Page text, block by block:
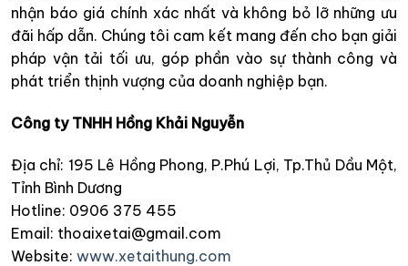
nhận báo giá chính xác nhất và không bỏ lỡ những ưu
đãi hấp dẫn. Chúng tôi cam kết mang đến cho bạn giải
pháp vận tải tối ưu, góp phần vào sự thành công và
phát triển thịnh vượng của doanh nghiệp bạn.
Công ty TNHH Hồng Khải Nguyễn
Địa chỉ: 195 Lê Hồng Phong, P.Phú Lợi, Tp.Thủ Dầu Một,
Tỉnh Bình Dương
Hotline: 0906 375 455
Email: thoaixetai@gmail.com
Website: www.xetaithung.com